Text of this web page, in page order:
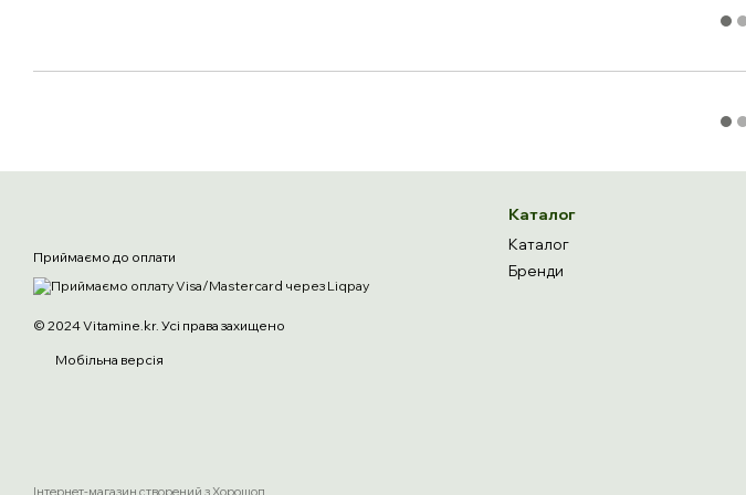
Приймаємо до оплати
© 2024 Vitamine.kr. Усі права захищено
Мобільна версія
Інтернет-магазин створений з Хорошоп
Каталог
Каталог
Бренди